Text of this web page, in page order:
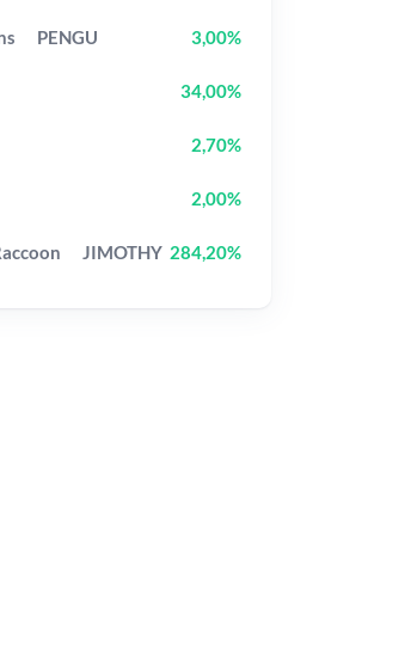
PENGU 3,00%
34,00%
2,70%
2,00%
JIMOTHY 284,20%